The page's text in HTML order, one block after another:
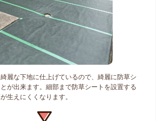
麗な下地に仕上げているので、綺麗に防草シ
が出来ます。細部まで防草シートを設置する
生えにくくなります。